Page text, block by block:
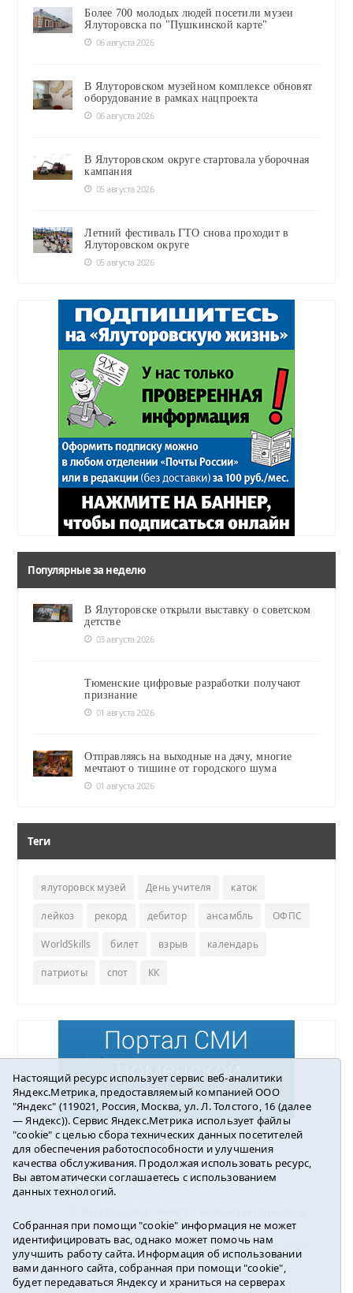
Более 700 молодых людей посетили музеи
Ялуторовска по "Пушкинской карте"
06 августа 2026
В Ялуторовском музейном комплексе обновят
оборудование в рамках нацпроекта
06 августа 2026
В Ялуторовском округе стартовала уборочная
кампания
05 августа 2026
Летний фестиваль ГТО снова проходит в
Ялуторовском округе
05 августа 2026
Популярные за неделю
В Ялуторовске открыли выставку о советском
детстве
03 августа 2026
Тюменские цифровые разработки получают
признание
01 августа 2026
Отправляясь на выходные на дачу, многие
мечтают о тишине от городского шума
01 августа 2026
Теги
ялуторовск музей День учителя каток
лейкоз рекорд дебитор ансамбль ОФПС
WorldSkills билет взрыв календарь
патриоты спот КК
Погода в Ялуторовске
района2016-2023
Учредитель: АНО «ИИЦ « Ялуторовская жизнь».
Главный редактор: Вешкурцева С.П.
E-mail:yznaet@inbox.ruТел.: 8(34535)2-02-51
Регистрационный номер ЭЛ № ФС 77-64937 от
Настоящий ресурс использует сервис веб-аналитики
Яндекс.Метрика, предоставляемый компанией ООО
"Яндекс" (119021, Россия, Москва, ул. Л. Толстого, 16 (далее
— Яндекс)). Сервис Яндекс.Метрика использует файлы
"cookie" с целью сбора технических данных посетителей
для обеспечения работоспособности и улучшения
качества обслуживания. Продолжая использовать ресурс,
Вы автоматически соглашаетесь с использованием
данных технологий.
Собранная при помощи "cookie" информация не может
идентифицировать вас, однако может помочь нам
улучшить работу сайта. Информация об использовании
вами данного сайта, собранная при помощи "cookie",
будет передаваться Яндексу и храниться на серверах